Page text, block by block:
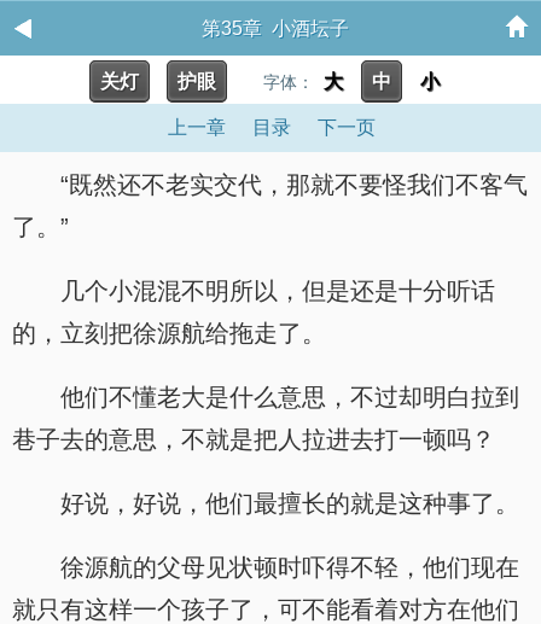
第35章 小酒坛子
关灯 护眼 字体： 大 中 小
上一章 目录 下一页
“既然还不老实交代，那就不要怪我们不客气
了。”
几个小混混不明所以，但是还是十分听话
的，立刻把徐源航给拖走了。
他们不懂老大是什么意思，不过却明白拉到
巷子去的意思，不就是把人拉进去打一顿吗？
好说，好说，他们最擅长的就是这种事了。
徐源航的父母见状顿时吓得不轻，他们现在
就只有这样一个孩子了，可不能看着对方在他们